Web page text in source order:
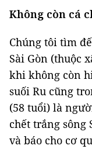
Không còn cá
Chúng tôi tìm
Sài Gòn (thuộc
khi không còn
suối Ru cũng
(58 tuổi) là
chết trắng sông
và báo cho cơ